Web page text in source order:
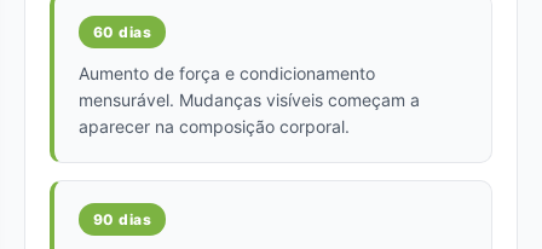
60 dias
Aumento de força e condicionamento
mensurável. Mudanças visíveis começam a
aparecer na composição corporal.
90 dias